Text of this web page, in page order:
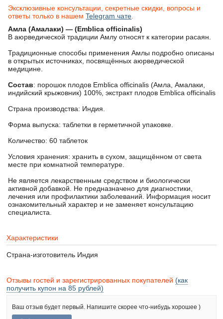
Эксклюзивные консультации, секретные скидки, вопросы и
ответы только в нашемTelegram чате.
Амла (Амалаки) — (Emblica officinalis)
В аюрведической традиции Амлу относят к категории расаян.
Традиционные способы применения Амлы подробно описаны
в открытых источниках, посвящённых аюрведической
медицине.
Состав: порошок плодов Emblica officinalis (Амла, Амалаки,
индийский крыжовник) 100%, экстракт плодов Emblica officinalis
Страна производства: Индия.
Форма выпуска: таблетки в герметичной упаковке.
Количество: 60 таблеток
Условия хранения: хранить в сухом, защищённом от света
месте при комнатной температуре.
Не является лекарственным средством и биологически
активной добавкой. Не предназначено для диагностики,
лечения или профилактики заболеваний. Информация носит
ознакомительный характер и не заменяет консультацию
специалиста.
Характеристики
Страна-изготовитель Индия
Отзывы гостей и зарегистрированных покупателей (как
получить купон на 85 рублей)
Ваш отзыв будет первый. Напишите скорее что-нибудь хорошее )